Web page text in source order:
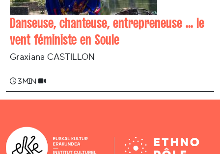
Danseuse, chanteuse, entrepreneuse ... le
vent féministe en Soule
Graxiana CASTILLON
3 min